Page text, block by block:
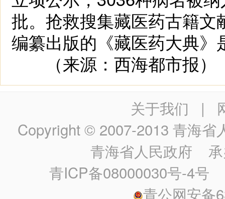
批。抢救搜集藏医药古籍
编纂出版的《藏医药大典
（来源：西海都市报）
关于我们 |
Copyright © 2007-2013 青海省
青海省人民政府 承
青ICP备08000030号-4号
青公网安备